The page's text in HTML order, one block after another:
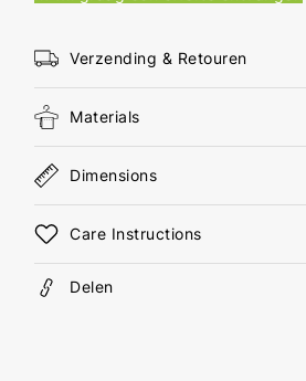
0.25
Violet
Verzending & Retouren
Materials
Dimensions
Care Instructions
Delen